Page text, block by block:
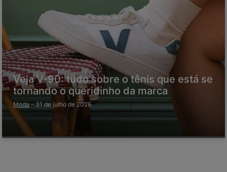
Veja V-90: tudo sobre o tênis que está se
tornando o queridinho da marca
Moda - 31 de julho de 2026